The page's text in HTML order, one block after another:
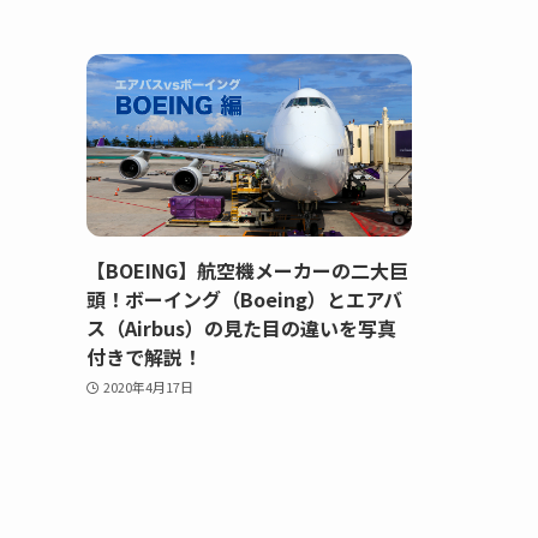
【BOEING】航空機メーカーの二大巨
頭！ボーイング（Boeing）とエアバ
ス（Airbus）の見た目の違いを写真
付きで解説！
2020年4月17日